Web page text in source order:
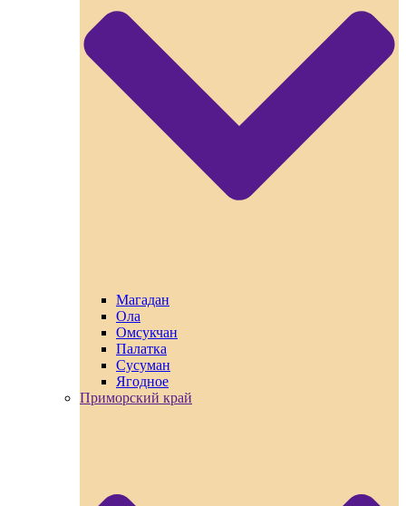
Магадан
Ола
Омсукчан
Палатка
Сусуман
Ягодное
Приморский край